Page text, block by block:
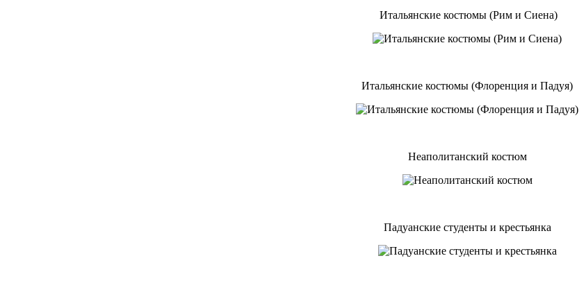
Итальянские костюмы (Рим и Сиена)
Итальянские костюмы (Флоренция и Падуя)
Неаполитанский костюм
Падуанские студенты и крестьянка